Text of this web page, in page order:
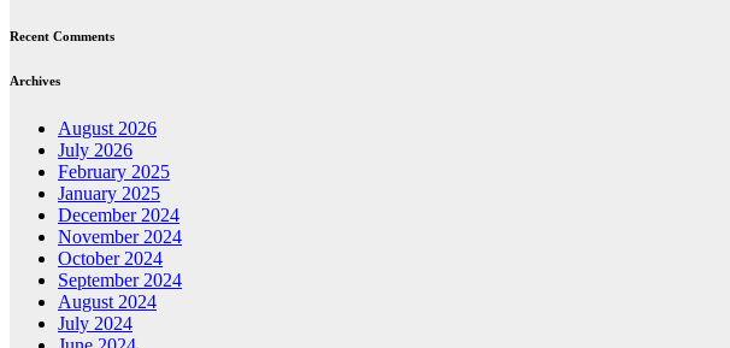
Recent Comments
Archives
August 2026
July 2026
February 2025
January 2025
December 2024
November 2024
October 2024
September 2024
August 2024
July 2024